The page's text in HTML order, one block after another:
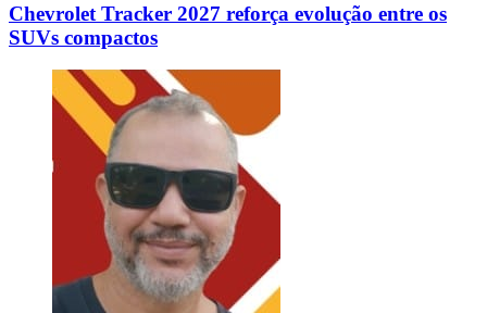
Chevrolet Tracker 2027 reforça evolução entre os
SUVs compactos